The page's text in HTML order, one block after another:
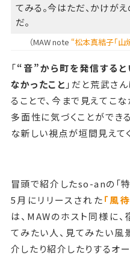
てみる。今はただ、かけが
だ。
（MAW note “松本真結子「山
「“音”から町を発信すると
なかったこと 」だと荒武さ
ることで、今まで見えてこ
多面性に気づくことがで
な新しい視点が垣間見えてく
冒頭で紹介したso-anの「
5月にリリースされた「風
は、MAWのホスト同様に
てみたい人、見てみたい
介したり紹介したりするオ